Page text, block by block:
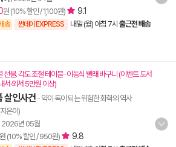
원 (10% 할인 / 1,100원) 9.1
송 썬데이 EXPRESS 내일 (월) 아침 7시 출근전 배송
선물. 각도 조절 테이블 · 이동식 빨래 바구니 (이벤트 도서
서·외서 5만원 이상)
살인사건 - 약이 독이 되는 위험한 화학의 역사
은이)
2026년 05월
원 (10% 할인 / 950원) 9.8